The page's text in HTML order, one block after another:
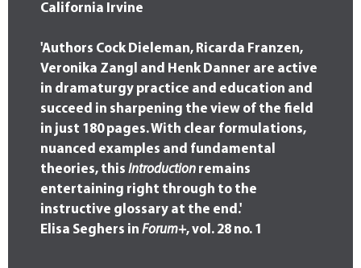
California Irvine
'Authors Cock Dieleman, Ricarda Franzen,
Veronika Zangl and Henk Danner are active
in dramaturgy practice and education and
succeed in sharpening the view of the field
in just 180 pages. With clear formulations,
nuanced examples and fundamental
theories, this Introduction remains
entertaining right through to the
instructive glossary at the end.'
Elisa Seghers in Forum+, vol. 28 no. 1